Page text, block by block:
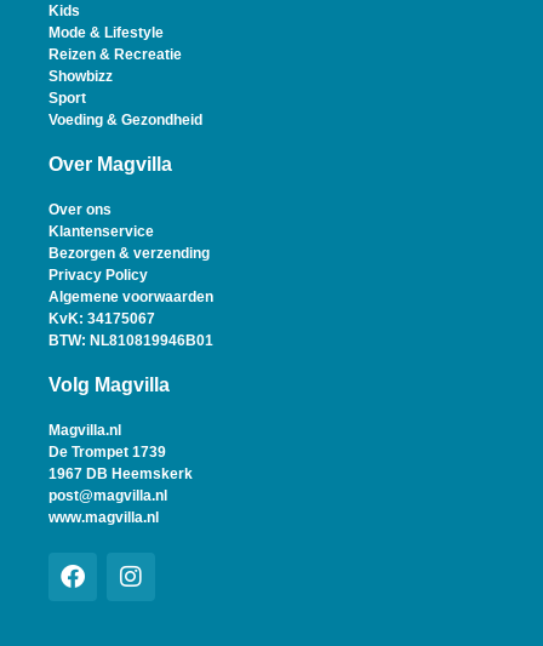
Kids
Mode & Lifestyle
Reizen & Recreatie
Showbizz
Sport
Voeding & Gezondheid
Over Magvilla
Over ons
Klantenservice
Bezorgen & verzending
Privacy Policy
Algemene voorwaarden
KvK: 34175067
BTW: NL810819946B01
Volg Magvilla
Magvilla.nl
De Trompet 1739
1967 DB Heemskerk
post@magvilla.nl
www.magvilla.nl